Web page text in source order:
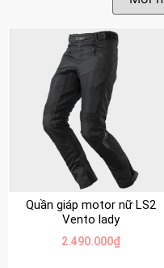
Quần giáp motor nữ LS2
Vento lady
2.490.000₫